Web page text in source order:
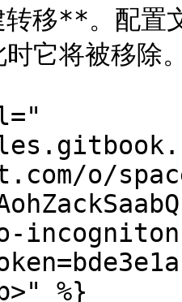
移**。配置
它将被移除
o/
%}